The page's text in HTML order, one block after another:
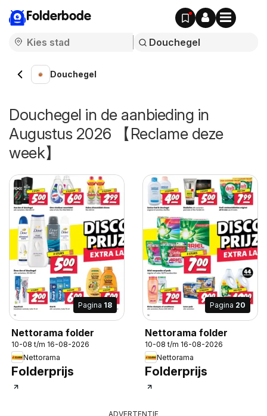
Folderbode
Douchegel
Douchegel in de aanbieding in
Augustus 2026 【Reclame deze
week】
Pagina 18
Nettorama folder
10-08 t/m 16-08-2026
Nettorama
Folderprijs
Pagina 20
Nettorama folder
10-08 t/m 16-08-2026
Nettorama
Folderprijs
ADVERTENTIE